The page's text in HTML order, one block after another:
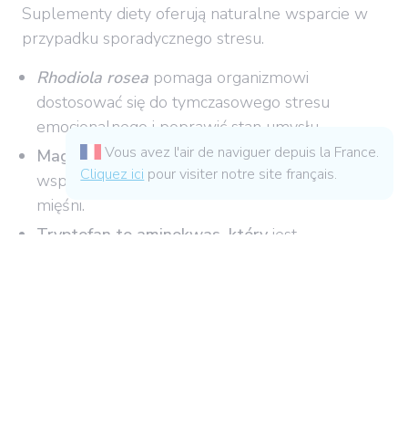
Suplementy diety oferują naturalne wsparcie w
przypadku sporadycznego stresu.
Rhodiola rosea pomaga organizmowi
dostosować się do tymczasowego stresu
emocjonalnego i poprawić stan umysłu.
Magnezw połączeniu zwitaminąB6
wspomaga równowagę nerwową i rozluźnienie
mięśni.
Tryptofan to aminokwas, który jest
Vous avez l'air de naviguer depuis la France.
Cliquez ici pour visiter notre site français.